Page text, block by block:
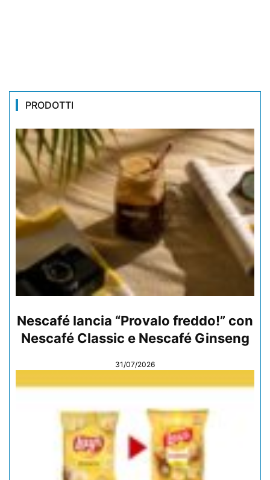
PRODOTTI
Nescafé lancia “Provalo freddo!” con
Nescafé Classic e Nescafé Ginseng
31/07/2026